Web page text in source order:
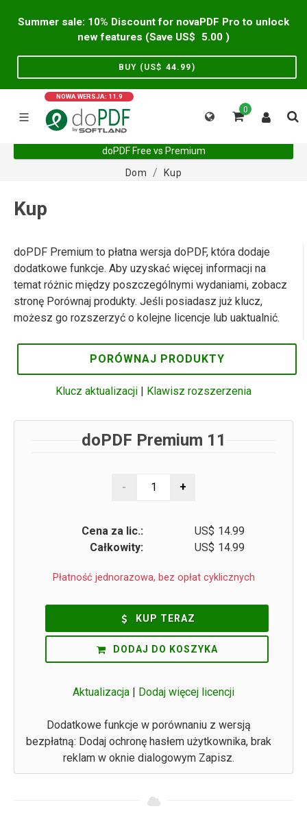
Summer sale: 10% Discount for novaPDF Pro to unlock
new features (Save US$
5.00 )
BUY (US$ 44.99)
NOWA WERSJA: 11.9
0
doPDF Free vs Premium
Dom
Kup
Kup
doPDF Premium to płatna wersja doPDF, która dodaje
dodatkowe funkcje. Aby uzyskać więcej informacji na
temat różnic między poszczególnymi wydaniami, zobacz
stronę Porównaj produkty. Jeśli posiadasz już klucz,
możesz go rozszerzyć o kolejne licencje lub uaktualnić.
PORÓWNAJ PRODUKTY
Klucz aktualizacji | Klawisz rozszerzenia
doPDF Premium 11
Cena za lic.: US$ 14.99
Całkowity:
US$ 14.99
Płatność jednorazowa, bez opłat cyklicznych
KUP TERAZ
DODAJ DO KOSZYKA
Aktualizacja | Dodaj więcej licencji
Dodatkowe funkcje w porównaniu z wersją
bezpłatną: Dodaj ochronę hasłem użytkownika, brak
reklam w oknie dialogowym Zapisz.